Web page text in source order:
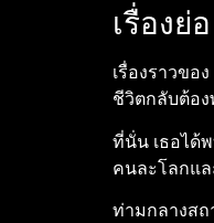
เรื่องย่อ
เรื่องราวของ
ชีวิตกลับต้อ
ที่นั่น เธอได้
คนละโลกแ
ท่ามกลางสถ